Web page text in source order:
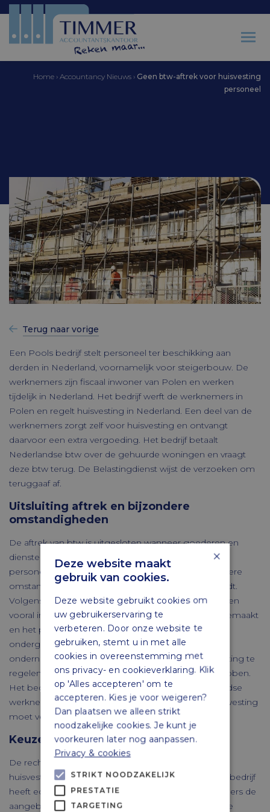
Home › Accountancy Nieuws › Geen btw-aftrek voor huisvesting
personeel
Terug naar vorige
Een Pools bedrijf stelt personeel ter beschikking aan
derden in Nederland, voornamelijk voor steigerbouw. De
werknemers zijn fiscaal inwoner van Polen en werken
tijdelijk in Nederland. Het bedrijf werft de werknemers in
Polen en regelt huisvesting in Nederland. Een deel van de
werknemers zorgt zelf voor huisvesting en ontvangt
daarvoor een extra vergoeding. Het bedrijf betaalt
Nederlandse btw over de gehuurde woningen en vraagt
deze btw terug. De Belastingdienst wijst de verzoeken om
teruggaaf af.
Uitsluiting aftrek en bijzondere
omstandigheden
De aftrek van btw is uitgesloten wanneer goederen en
diensten worden gebruikt voor het huisvesten van
personeel. Het bedrijf vindt dat sprake is van ‘bijzondere
omstandigheden’, waardoor deze uitsluiting niet geldt.
Volgens de Hoge Raad is daarvan sprake als de kosten
vooral in het belang van de onderneming worden gemaakt
en het persoonlijke voordeel voor de werknemer
ondergeschikt is. Dat betekent dat het voor de
onderneming noodzakelijk moet zijn om de huisvesting te
regelen en dat werknemers geen keuze mogen hebben.
Het bedrijf stelt dat het noodzakelijk is om buitenlandse
werknemers in te zetten en dat het daarom zelf huisvesting
moet verzorgen.
Keuzemogelijkheid huisvesting
De rechtbank vindt aannemelijk dat het regelen van
huisvesting belangrijk is voor de bedrijfsvoering. Het bedrijf
heeft echter niet aannemelijk gemaakt dat werknemers de
aangeboden huisvesting zonder een vorm van keuze
×
Deze website maakt
gebruik van cookies.
Deze website gebruikt cookies om
uw gebruikerservaring te
verbeteren. Door onze website te
gebruiken, stemt u in met alle
cookies in overeenstemming met
ons privacy- en cookieverklaring. Klik
op 'Alles accepteren' om te
accepteren. Kies je voor weigeren?
Dan plaatsen we alleen strikt
noodzakelijke cookies. Je kunt je
voorkeuren later nog aanpassen.
Privacy & cookies
STRIKT NOODZAKELIJK
PRESTATIE
TARGETING